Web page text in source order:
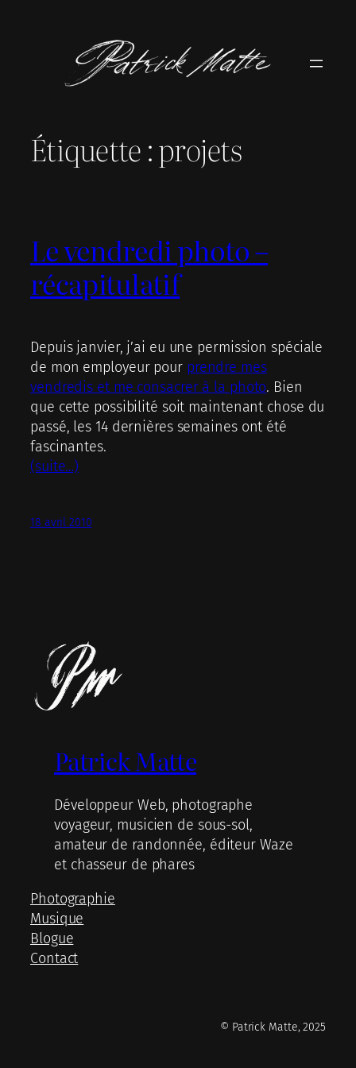
Étiquette :projets
Le vendredi photo –
récapitulatif
Depuis janvier, j’ai eu une permission spéciale
de mon employeur pour prendre mes
vendredis et me consacrer à la photo. Bien
que cette possibilité soit maintenant chose du
passé, les 14 dernières semaines ont été
fascinantes.
(suite…)
18 avril 2010
Patrick Matte
Développeur Web, photographe
voyageur, musicien de sous-sol,
amateur de randonnée, éditeur Waze
et chasseur de phares
Photographie
Musique
Blogue
Contact
© Patrick Matte, 2025